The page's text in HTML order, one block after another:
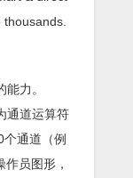
力。
通道运算符
通道（例
员图形，